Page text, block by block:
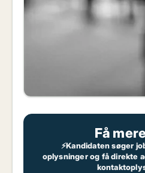
Få
⚡Kandidaten søger
oplysninger og få direkte